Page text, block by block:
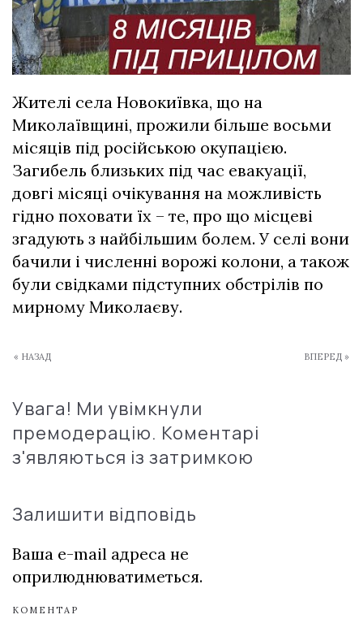
Жителі села Новокиївка, що на
Миколаївщині, прожили більше восьми
місяців під російською окупацією.
Загибель близьких під час евакуації,
довгі місяці очікування на можливість
гідно поховати їх – те, про що місцеві
згадують з найбільшим болем. У селі вони
бачили і численні ворожі колони, а також
були свідками підступних обстрілів по
мирному Миколаєву.
« НАЗАД ВПЕРЕД »
Увага! Ми увімкнули
премодерацію. Коментарі
з'являються із затримкою
Залишити відповідь
Ваша e-mail адреса не
оприлюднюватиметься.
КОМЕНТАР